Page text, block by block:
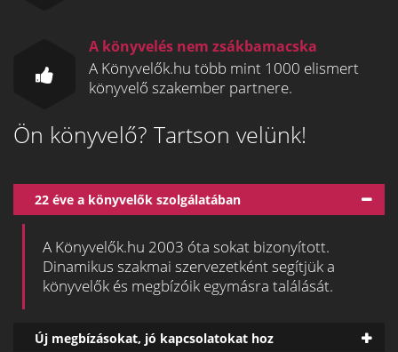
A könyvelés nem zsákbamacska
A Könyvelők.hu több mint 1000 elismert
könyvelő szakember partnere.
Ön könyvelő? Tartson velünk!
22 éve a könyvelők szolgálatában
A Könyvelők.hu 2003 óta sokat bizonyított.
Dinamikus szakmai szervezetként segítjük a
könyvelők és megbízóik egymásra találását.
Új megbízásokat, jó kapcsolatokat hoz